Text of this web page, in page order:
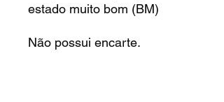
estado muito bom (BM)
Não possui encarte.